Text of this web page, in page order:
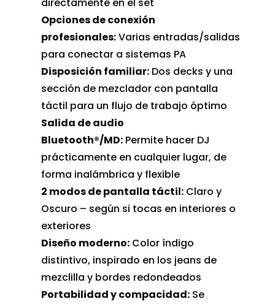
directamente en el set
Opciones de conexión
profesionales:Varias entradas/salidas
para conectar a sistemas PA
Disposición familiar:Dos decks y una
sección de mezclador con pantalla
táctil para un flujo de trabajo óptimo
Salida de audio
Bluetooth®/MD:Permite hacer DJ
prácticamente en cualquier lugar, de
forma inalámbrica y flexible
2 modos de pantalla táctil:Claro y
Oscuro – según si tocas en interiores o
exteriores
Diseño moderno:Color índigo
distintivo, inspirado en los jeans de
mezclilla y bordes redondeados
Portabilidad y compacidad:Se